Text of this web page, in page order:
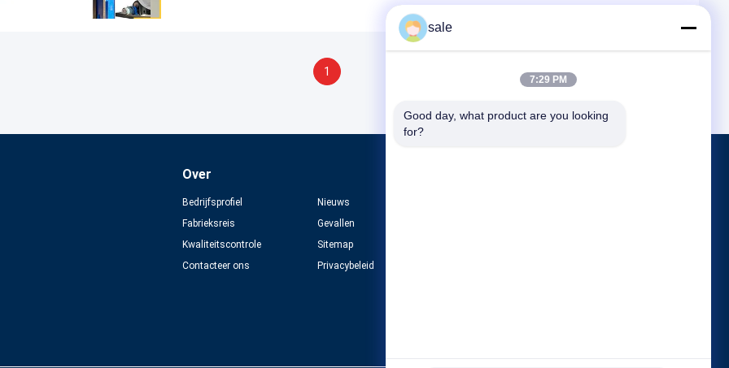
1
Over
Bedrijfsprofiel
Fabrieksreis
Kwaliteitscontrole
Contacteer ons
Nieuws
Gevallen
Sitemap
Privacybeleid
sale
7:29 PM
Good day, what product are you looking
for?